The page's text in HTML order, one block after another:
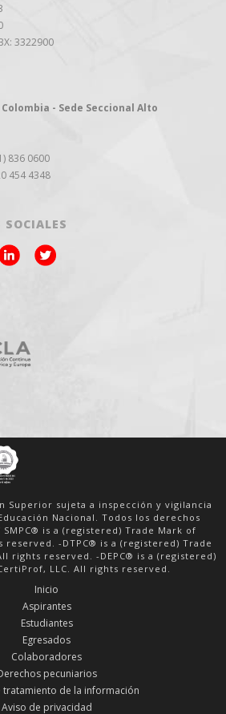
3322900
- Sede Seccional Alto
836 0600
454 4348
SOCIALES
Superior sujeta a inspección y vigilancia
Nacional. Todos los derechos
is a (registered) Trade Mark of
reserved. -DTPC® is a (registered) Trade
rights reserved. -DEPC® is a (registered)
LLC. All rights reserved.
Inicio
Aspirantes
Estudiantes
Egresados
Colaboradores
pecuniarios
tratamiento de la información
Aviso de privacidad